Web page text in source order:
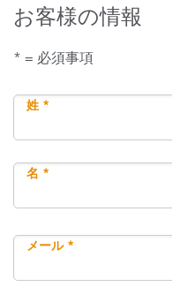
お客様の情報
* = 必須事項
姓 *
名 *
メール *